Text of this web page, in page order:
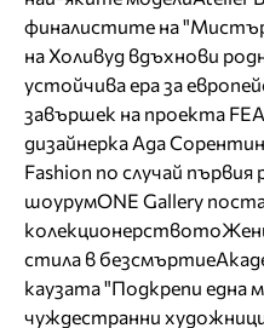
финалистите на
на Холивуд вдъхнови
устойчива ера за
завършек на проекта
дизайнерка Ада
Fashion по случай първия
шоурумONE Gallery
колекционерството
стила в безсмъртие
каузата "Подкрепи една
чуждестранни